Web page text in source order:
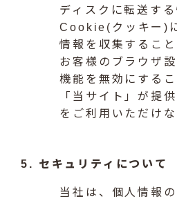
ディスクに転送する
Cookie(クッキー)
情報を収集するこ
お客様のブラウザ
機能を無効にする
「当サイト」が提
をご利用いただけ
5. セキュリティについて
当社は、個人情報